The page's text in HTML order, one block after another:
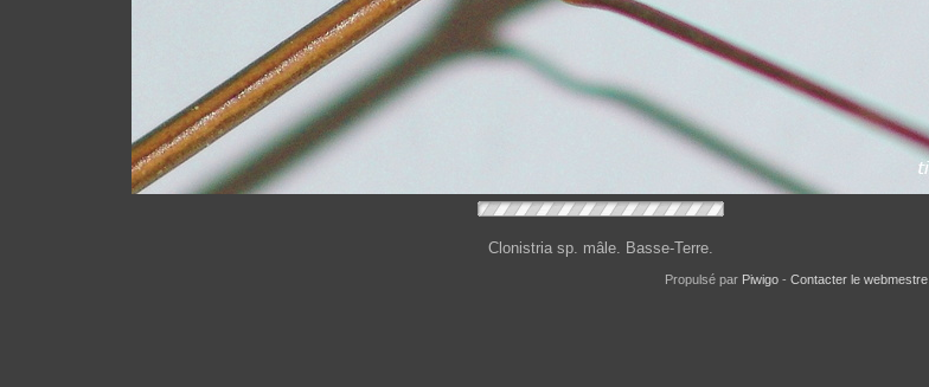
Clonistria sp. mâle. Basse-Terre.
Propulsé par Piwigo - Contacter le webmestre